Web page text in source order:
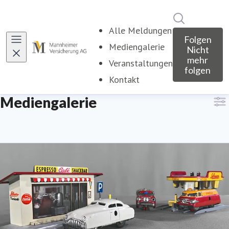
Alle Meldungen
Mediengalerie
Veranstaltungen
Kontakt
Folgen
Nicht
mehr
folgen
Mediengalerie